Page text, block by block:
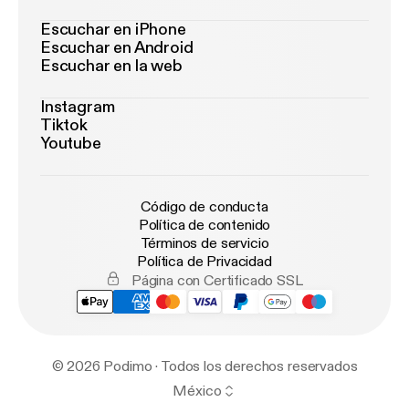
Escuchar en iPhone
Escuchar en Android
Escuchar en la web
Instagram
Tiktok
Youtube
Código de conducta
Política de contenido
Términos de servicio
Política de Privacidad
Página con Certificado SSL
© 2026 Podimo · Todos los derechos reservados
México